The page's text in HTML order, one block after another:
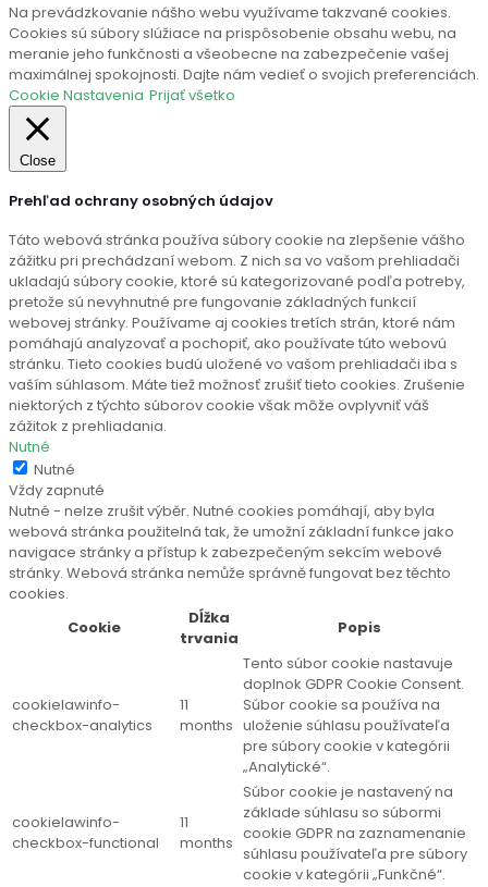
Na prevádzkovanie nášho webu využívame takzvané cookies.
Cookies sú súbory slúžiace na prispôsobenie obsahu webu, na
meranie jeho funkčnosti a všeobecne na zabezpečenie vašej
maximálnej spokojnosti. Dajte nám vedieť o svojich preferenciách.
Cookie Nastavenia Prijať všetko
Close
Prehľad ochrany osobných údajov
Táto webová stránka používa súbory cookie na zlepšenie vášho
zážitku pri prechádzaní webom. Z nich sa vo vašom prehliadači
ukladajú súbory cookie, ktoré sú kategorizované podľa potreby,
pretože sú nevyhnutné pre fungovanie základných funkcií
webovej stránky. Používame aj cookies tretích strán, ktoré nám
pomáhajú analyzovať a pochopiť, ako používate túto webovú
stránku. Tieto cookies budú uložené vo vašom prehliadači iba s
vaším súhlasom. Máte tiež možnosť zrušiť tieto cookies. Zrušenie
niektorých z týchto súborov cookie však môže ovplyvniť váš
zážitok z prehliadania.
Nutné
Nutné
Vždy zapnuté
Nutné - nelze zrušit výběr. Nutné cookies pomáhají, aby byla
webová stránka použitelná tak, že umožní základní funkce jako
navigace stránky a přístup k zabezpečeným sekcím webové
stránky. Webová stránka nemůže správně fungovat bez těchto
cookies.
Cookie
Dĺžka
trvania
Popis
cookielawinfo-
checkbox-analytics
11
months
Tento súbor cookie nastavuje
doplnok GDPR Cookie Consent.
Súbor cookie sa používa na
uloženie súhlasu používateľa
pre súbory cookie v kategórii
„Analytické“.
cookielawinfo-
checkbox-functional
11
months
Súbor cookie je nastavený na
základe súhlasu so súbormi
cookie GDPR na zaznamenanie
súhlasu používateľa pre súbory
cookie v kategórii „Funkčné“.